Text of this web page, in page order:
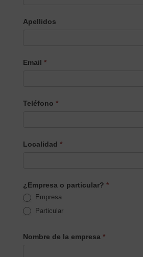
Apellidos
Email *
Teléfono *
Localidad *
¿Empresa o particular? *
Empresa
Particular
Nombre de la empresa *